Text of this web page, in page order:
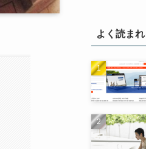
よく読ま